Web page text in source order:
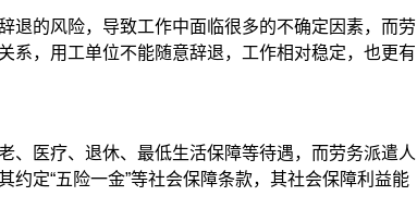
的风险，导致工作中面临很多的不确定因素，而劳
系，用工单位不能随意辞退，工作相对稳定，也更有
医疗、退休、最低生活保障等待遇，而劳务派遣人
约定“五险一金”等社会保障条款，其社会保障利益能